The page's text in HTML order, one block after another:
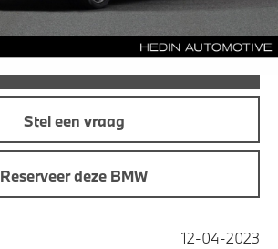
Offerte aanvraag
Stel een vraag
Reserveer deze BMW
12-04-2023